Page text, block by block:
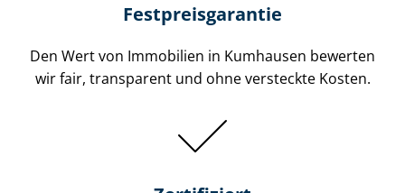
Festpreis​garantie
Den Wert von Immobilien in Kumhausen bewerten
wir fair, transparent und ohne versteckte Kosten.